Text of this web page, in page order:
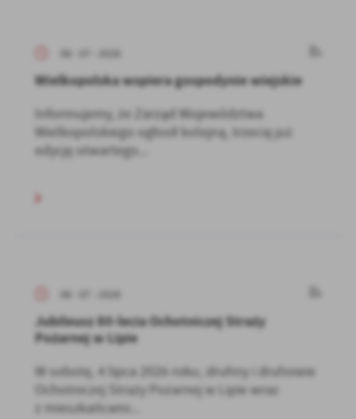
06 - 07 - 2026
Wielkopolska wspiera gospodynie wiejskie
Informujemy, że Zarząd Województwa
Wielkopolskiego ogłosił kolejną, trzecią już
edycję otwartego...
06 - 07 - 2026
Jubileusz 80-lecia Ochotniczej Straży
Pożarnej w Lipie
W sobotę, 4 lipca 2026 roku, druhny i druhowie
Ochotniczej Straży Pożarnej w Lipie wraz
z mieszkańcami...